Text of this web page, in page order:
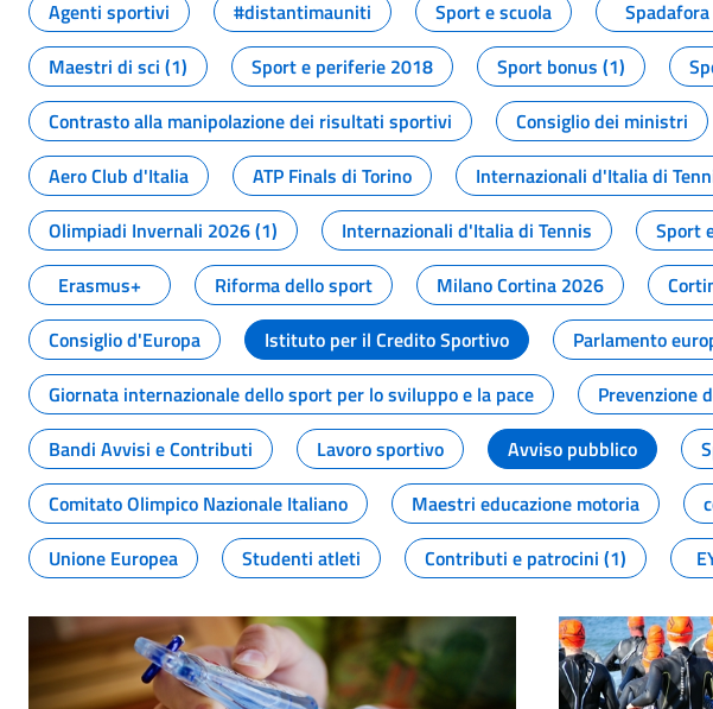
Agenti sportivi
#distantimauniti Sport e scuola Spadafora
Maestri di sci (1)
Sport e periferie 2018 Sport bonus (1)
Contrasto alla manipolazione dei risultati sportivi
Consiglio dei ministri
Aero Club d'Italia
ATP Finals di Torino Internazionali d'Italia di
Olimpiadi Invernali 2026 (1)
Internazionali d'Italia di Tennis Sport
Erasmus+
Riforma dello sport Milano Cortina 2026
Consiglio d'Europa
Istituto per il Credito Sportivo Parlamento
Giornata internazionale dello sport per lo sviluppo e la pace
Prevenzione
Bandi Avvisi e Contributi
Lavoro sportivo Avviso pubblico
Comitato Olimpico Nazionale Italiano
Maestri educazione motoria
Unione Europea
Studenti atleti Contributi e patrocini (1)